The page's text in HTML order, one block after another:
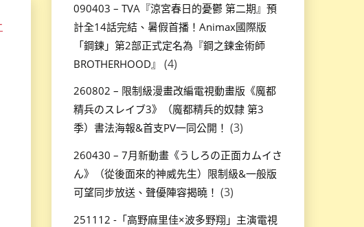
090403 – TVA『涼宮春日的憂鬱 第二期』預
計全14話完結、暑假首播！Animax國際版
「鋼鍊」第2部正式定名為『鋼之鍊金術師
BROTHERHOOD』
(4)
260802 – 限制級漫畫改編電視動畫版《魔都
精兵のスレイブ3》（魔都精兵的奴隸 第3
季）書法海報&首支PV一同公開！ (3)
260430 – 7月新動畫《うしろの正面カムイさ
ん》（從後面來的神威先生）限制級&一般版
可望同步放送、聲優陣容揭曉！ (3)
251112 -「高野麻里佳×波多野翔」主演電視